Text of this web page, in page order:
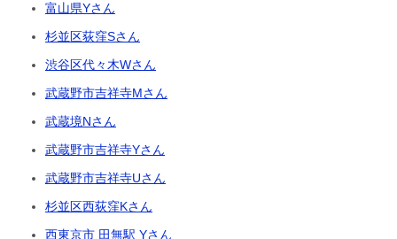
富山県Yさん
杉並区荻窪Sさん
渋谷区代々木Wさん
武蔵野市吉祥寺Mさん
武蔵境Nさん
武蔵野市吉祥寺Yさん
武蔵野市吉祥寺Uさん
杉並区西荻窪Kさん
西東京市 田無駅 Yさん